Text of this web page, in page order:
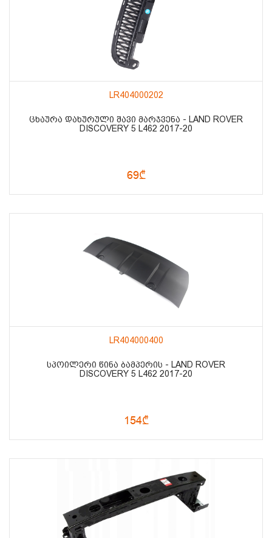
LR404000202
ᲪᲮᲐᲣᲠᲐ ᲓᲐᲮᲣᲠᲣᲚᲘ ᲨᲐᲕᲘ ᲛᲐᲠᲯᲕᲔᲜᲐ - LAND ROVER
DISCOVERY 5 L462 2017-20
69₾
LR404000400
ᲡᲞᲝᲘᲚᲔᲠᲘ ᲬᲘᲜᲐ ᲑᲐᲛᲞᲔᲠᲘᲡ - LAND ROVER
DISCOVERY 5 L462 2017-20
154₾